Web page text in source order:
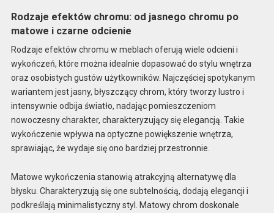
Rodzaje efektów chromu: od jasnego chromu po
matowe i czarne odcienie
Rodzaje efektów chromu w meblach oferują wiele odcieni i
wykończeń, które można idealnie dopasować do stylu wnętrza
oraz osobistych gustów użytkowników. Najczęściej spotykanym
wariantem jest jasny, błyszczący chrom, który tworzy lustro i
intensywnie odbija światło, nadając pomieszczeniom
nowoczesny charakter, charakteryzujący się elegancją. Takie
wykończenie wpływa na optyczne powiększenie wnętrza,
sprawiając, że wydaje się ono bardziej przestronnie.
Matowe wykończenia stanowią atrakcyjną alternatywę dla
błysku. Charakteryzują się one subtelnością, dodają elegancji i
podkreślają minimalistyczny styl. Matowy chrom doskonale